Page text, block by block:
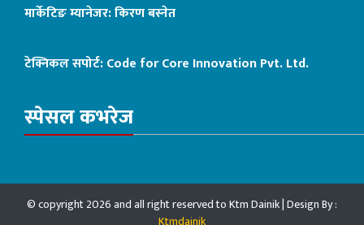
मार्केटिङ म्यानेजर: किरण बस्नेत
टेक्निकल सपोर्ट:Code for Core Innovation Pvt. Ltd.
स्पेसल कभरेज
© copyright 2026 and all right reserved to Ktm Dainik | Design By :
Ktmdainik